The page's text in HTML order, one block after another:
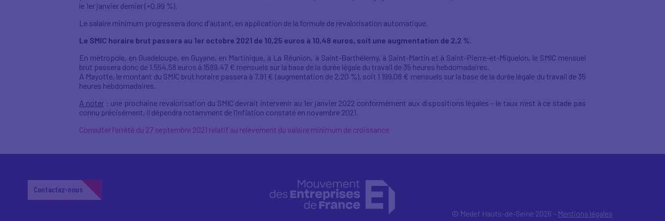
le 1er janvier dernier (+0,99 %).
Le salaire minimum progressera donc d'autant, en application de la formule de revalorisation automatique.
Le SMIC horaire brut passera au 1er octobre 2021 de 10,25 euros à 10,48 euros, soit une augmentation de 2,2 %.
En métropole, en Guadeloupe, en Guyane, en Martinique, à La Réunion, à Saint-Barthélemy, à Saint-Martin et à Saint-Pierre-et-Miquelon, le SMIC mensuel
brut passera donc de 1.554,58 euros à 1589,47 € mensuels sur la base de la durée légale du travail de 35 heures hebdomadaires.
A Mayotte, le montant du SMIC brut horaire passera à 7,91 € (augmentation de 2,20 %), soit 1 199,08 € mensuels sur la base de la durée légale du travail de 35
heures hebdomadaires.
A noter: une prochaine revalorisation du SMIC devrait intervenir au 1er janvier 2022 conformément aux dispositions légales – le taux n’est à ce stade pas
connu précisément, il dépendra notamment de l’inflation constaté en novembre 2021.
Consulter l’arrêté du 27 septembre 2021 relatif au relèvement du salaire minimum de croissance
Contactez-nous
© Medef Hauts-de-Seine 2026 - Mentions légales